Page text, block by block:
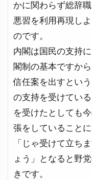
かに関わらず総辞
悪習を利用再現し
のです。
内閣は国民の支持
閣制の基本ですか
信任案を出すとい
の支持を受けてい
を受けたとしても
張をしていることに
「じゃ受けて立ち
ょう」となると野
きです。